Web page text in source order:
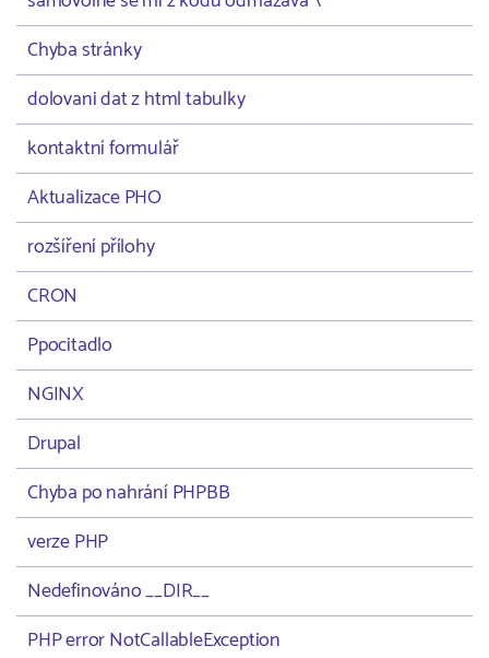
Chyba stránky
dolovani dat z html tabulky
kontaktní formulář
Aktualizace PHO
rozšíření přílohy
CRON
Ppocitadlo
NGINX
Drupal
Chyba po nahrání PHPBB
verze PHP
Nedefinováno __DIR__
PHP error NotCallableException